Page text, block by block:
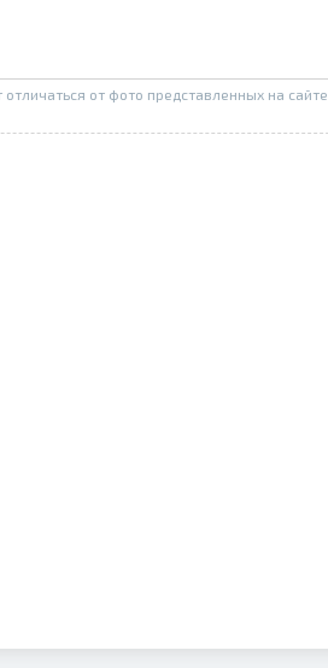
от фото представленных на сайте